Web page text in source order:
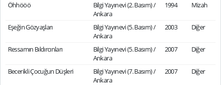
Öhhööö
Bilgi Yayınevi (2. Basım) /
Ankara
1994 Mizah
Eşeğin Gözyaşları
Bilgi Yayınevi (5. Basım) /
Ankara
2003 Diğer
Ressamın Bıldırcınları
Bilgi Yayınevi (5. Basım) /
Ankara
2007 Diğer
Becerikli Çocuğun Düşleri
Bilgi Yayınevi (7. Basım) /
Ankara
2007 Diğer